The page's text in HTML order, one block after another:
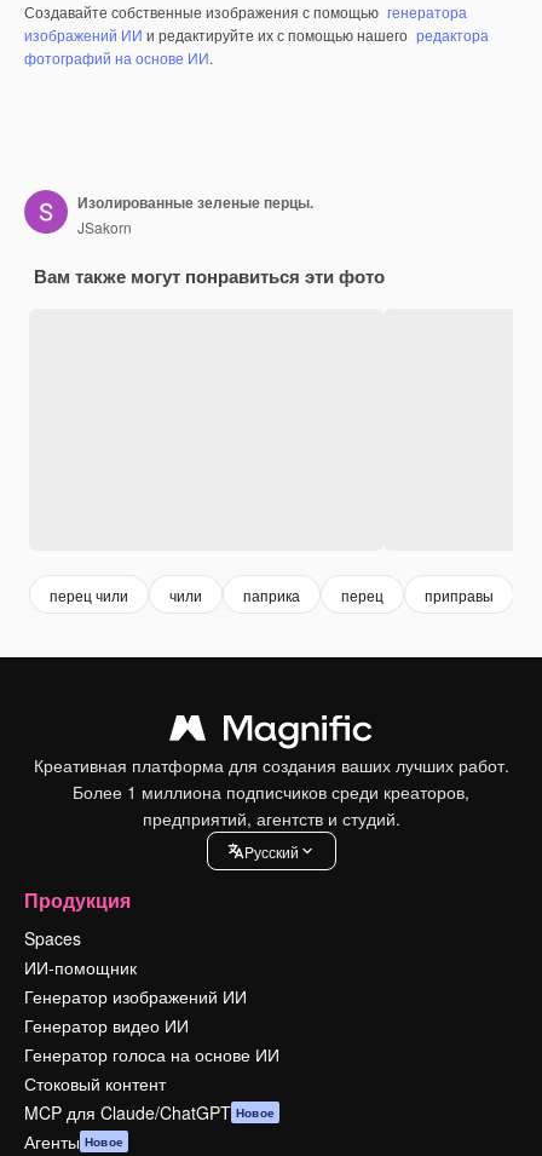
Создавайте собственные изображения с помощью генератора
изображений ИИ и редактируйте их с помощью нашего редактора
фотографий на основе ИИ.
Изолированные зеленые перцы.
JSakorn
Вам также могут понравиться эти фото
перец чили чили паприка перец приправы
Креативная платформа для создания ваших лучших работ.
Более 1 миллиона подписчиков среди креаторов,
предприятий, агентств и студий.
Pусский
Продукция
Spaces
ИИ-помощник
Генератор изображений ИИ
Генератор видео ИИ
Генератор голоса на основе ИИ
Стоковый контент
MCP для Claude/ChatGPT Новое
Агенты Новое